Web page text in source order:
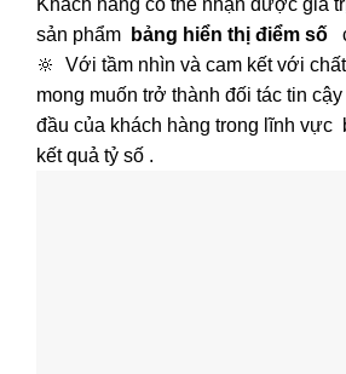
Khách hàng có thể nhận được giá
sản phẩm
bảng hiển thị điểm số
🔆 Với tầm nhìn và cam kết với
mong muốn trở thành đối tác tin
đầu của khách hàng trong lĩnh vực
kết quả tỷ số .